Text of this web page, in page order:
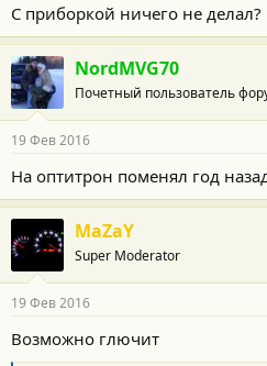
С приборкой ничего не делал?
NordMVG70
Почетный пользователь
19 Фев 2016
На оптитрон поменял год
MaZaY
Super Moderator
19 Фев 2016
Возможно глючит